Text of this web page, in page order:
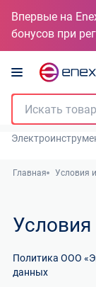
Впервые на
бонусов при
Главная Условия
Политика ООО
данных